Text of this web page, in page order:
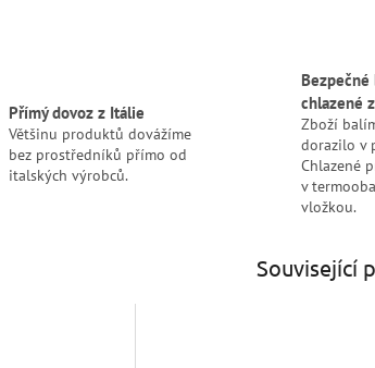
Přímý dovoz z Itálie
Většinu produktů dovážíme
bez prostředníků přímo od
italských výrobců.
chlazené
Zboží
dorazilo v
Chlazené
v
vložkou.
Související